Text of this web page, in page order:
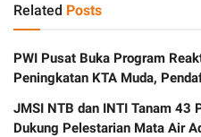
Related Posts
PWI Pusat Buka Program
Peningkatan KTA Muda,
JMSI NTB dan INTI Tanam 43
Dukung Pelestarian Mata Air